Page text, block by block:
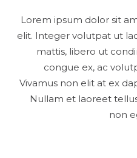
Lorem ipsum dolor sit
elit. Integer volutpat ut
mattis, libero ut
congue ex, ac
Vivamus non elit at ex
Nullam et laoreet
non